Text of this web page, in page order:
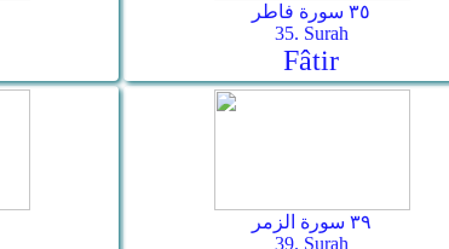
٣٥ سورة فاطر
35. Surah
Fâtir
٣٩ سورة الزمر
39. Surah